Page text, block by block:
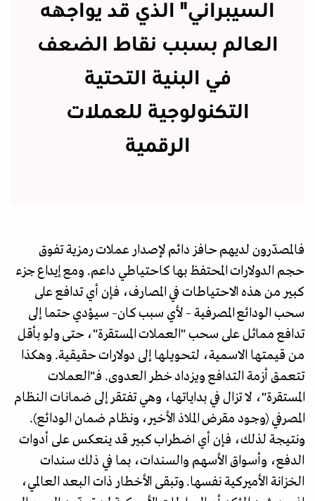
السيبراني" الذي قد يواجهه
العالم بسبب نقاط الضعف
في البنية التحتية
التكنولوجية للعملات
الرقمية
فالمصدّرون لديهم حافز دائم لإصدار عملات رمزية تفوق
حجم الدولارات المحتفظ بها كاحتياطي داعم. ومع إيداع جزء
كبير من هذه الاحتياطات في المصارف، فإن أي تدافع على
سحب الودائع المصرفية – لأي سبب كان– سيؤدي حتما إلى
تدافع مماثل على سحب "العملات المستقرة"، حتى ولو بأقل
من قيمتها الاسمية، لتحويلها إلى دولارات حقيقية. وهكذا
تتعمق أزمة التدافع ويزداد خطر العدوى. فـ"العملات
المستقرة"، لا تزال في بداياتها، وهي تفتقر إلى ضمانات النظام
المصرفي (وجود مقرض الملاذ الأخير، ونظام ضمان الودائع).
ونتيجة لذلك، فإن أي اضطراب كبير قد ينعكس على أدوات
الدفع، وأسواق الأسهم والسندات، بما في ذلك سندات
الخزانة الأميركية نفسها. وتبقى الأخطار ذات البعد العالمي،